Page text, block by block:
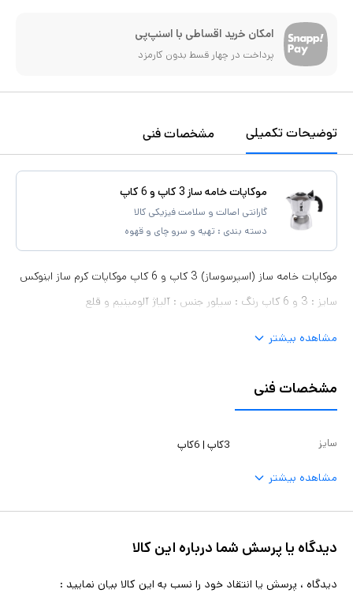
امکان خرید اقساطی با اسنپ‌پی
پرداخت در چهار قسط بدون کارمزد
توضیحات تکمیلی مشخصات فنی
موکاپات خامه ساز 3 کاپ و 6 کاپ
گارانتی اصالت و سلامت فیزیکی کالا
دسته بندی : تهیه و سرو چای و قهوه
موکاپات خامه ساز (اسپرسوساز) 3 کاپ و 6 کاپ موکاپات کرم ساز اینوکس
سایز : 3 و 6 کاپ رنگ : سیلور جنس : آلیاژ آلومینیم و قلع
مشاهده بیشتر
مشخصات فنی
سایز 3کاپ | 6کاپ
مشاهده بیشتر
دیدگاه یا پرسش شما درباره این کالا
دیدگاه ، پرسش یا انتقاد خود را نسب به این کالا بیان نمایید :